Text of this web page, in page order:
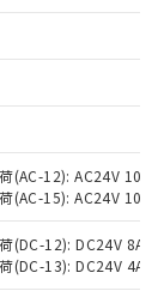
(AC-12): AC24V 10A/
(AC-15): AC24V
(DC-12): DC24V 8A/
(DC-13): DC24V 4A/
）の
商品で
の非含
のある